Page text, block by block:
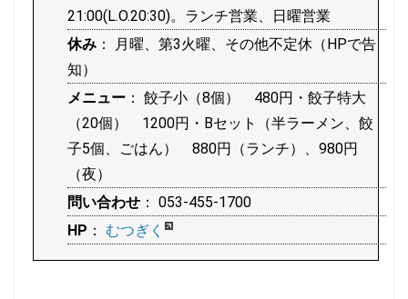
21:00(L.O.20:30)。ランチ営業、日曜営業
休み ： 月曜、第3火曜、その他不定休（HPで告
知）
メニュー ： 餃子小（8個） 480円・餃子特大
（20個） 1200円・Bセット（半ラーメン、餃
子5個、ごはん） 880円（ランチ）、980円
（夜）
問い合わせ ： 053-455-1700
HP ： むつぎく